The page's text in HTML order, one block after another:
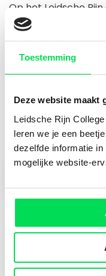
Toestemming
Deze website maakt
Leidsche Rijn
leren we je een
dezelfde informatie
mogelijke website-
Op het Leidsche
zo’n 1400
leerlingen op het
gymnasiumafdeling
volgt, krijg je ook
je kennis met de
Meer over ons
Topsport